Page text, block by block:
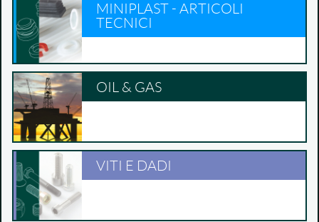
MINIPLAST - ARTICOLI
TECNICI
OIL & GAS
VITI E DADI